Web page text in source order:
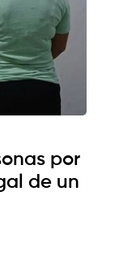
por
de un